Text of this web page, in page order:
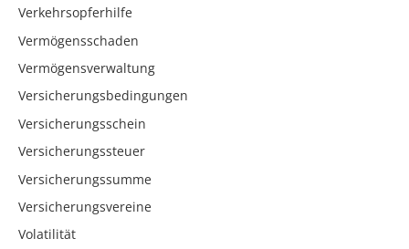
Verkehrsopferhilfe
Vermögensschaden
Vermögensverwaltung
Versicherungsbedingungen
Versicherungsschein
Versicherungssteuer
Versicherungssumme
Versicherungsvereine
Volatilität